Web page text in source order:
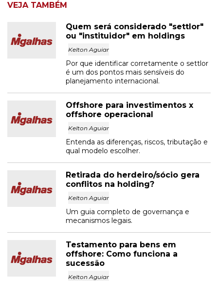
VEJA TAMBÉM
Quem será considerado "settlor"
ou "instituidor" em holdings
Kelton Aguiar
Por que identificar corretamente o settlor
é um dos pontos mais sensíveis do
planejamento internacional.
Offshore para investimentos x
offshore operacional
Kelton Aguiar
Entenda as diferenças, riscos, tributação e
qual modelo escolher.
Retirada do herdeiro/sócio gera
conflitos na holding?
Kelton Aguiar
Um guia completo de governança e
mecanismos legais.
Testamento para bens em
offshore: Como funciona a
sucessão
Kelton Aguiar